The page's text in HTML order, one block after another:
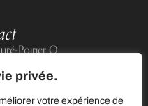
privée.
votre expérience de
Poirier O